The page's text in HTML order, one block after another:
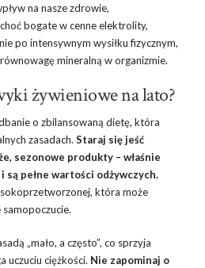
na nasze zdrowie,
bogate w cenne elektrolity,
po intensywnym wysiłku fizycznym,
mineralną w organizmie.
żywieniowe na lato?
o zbilansowaną dietę, która
zasadach. Staraj się jeść
sezonowe produkty – właśnie
pełne wartości odżywczych.
która może
„mało, a często”, co sprzyja
uczuciu ciężkości. Nie zapominaj o